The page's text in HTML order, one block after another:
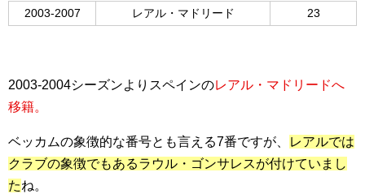
2003-2007 レアル・マドリード 23
2003-2004シーズンよりスペインのレアル・マドリードへ
移籍。
ベッカムの象徴的な番号とも言える7番ですが、
レアルでは
クラブの象徴でもあるラウル・ゴンサレスが付けていまし
たね。